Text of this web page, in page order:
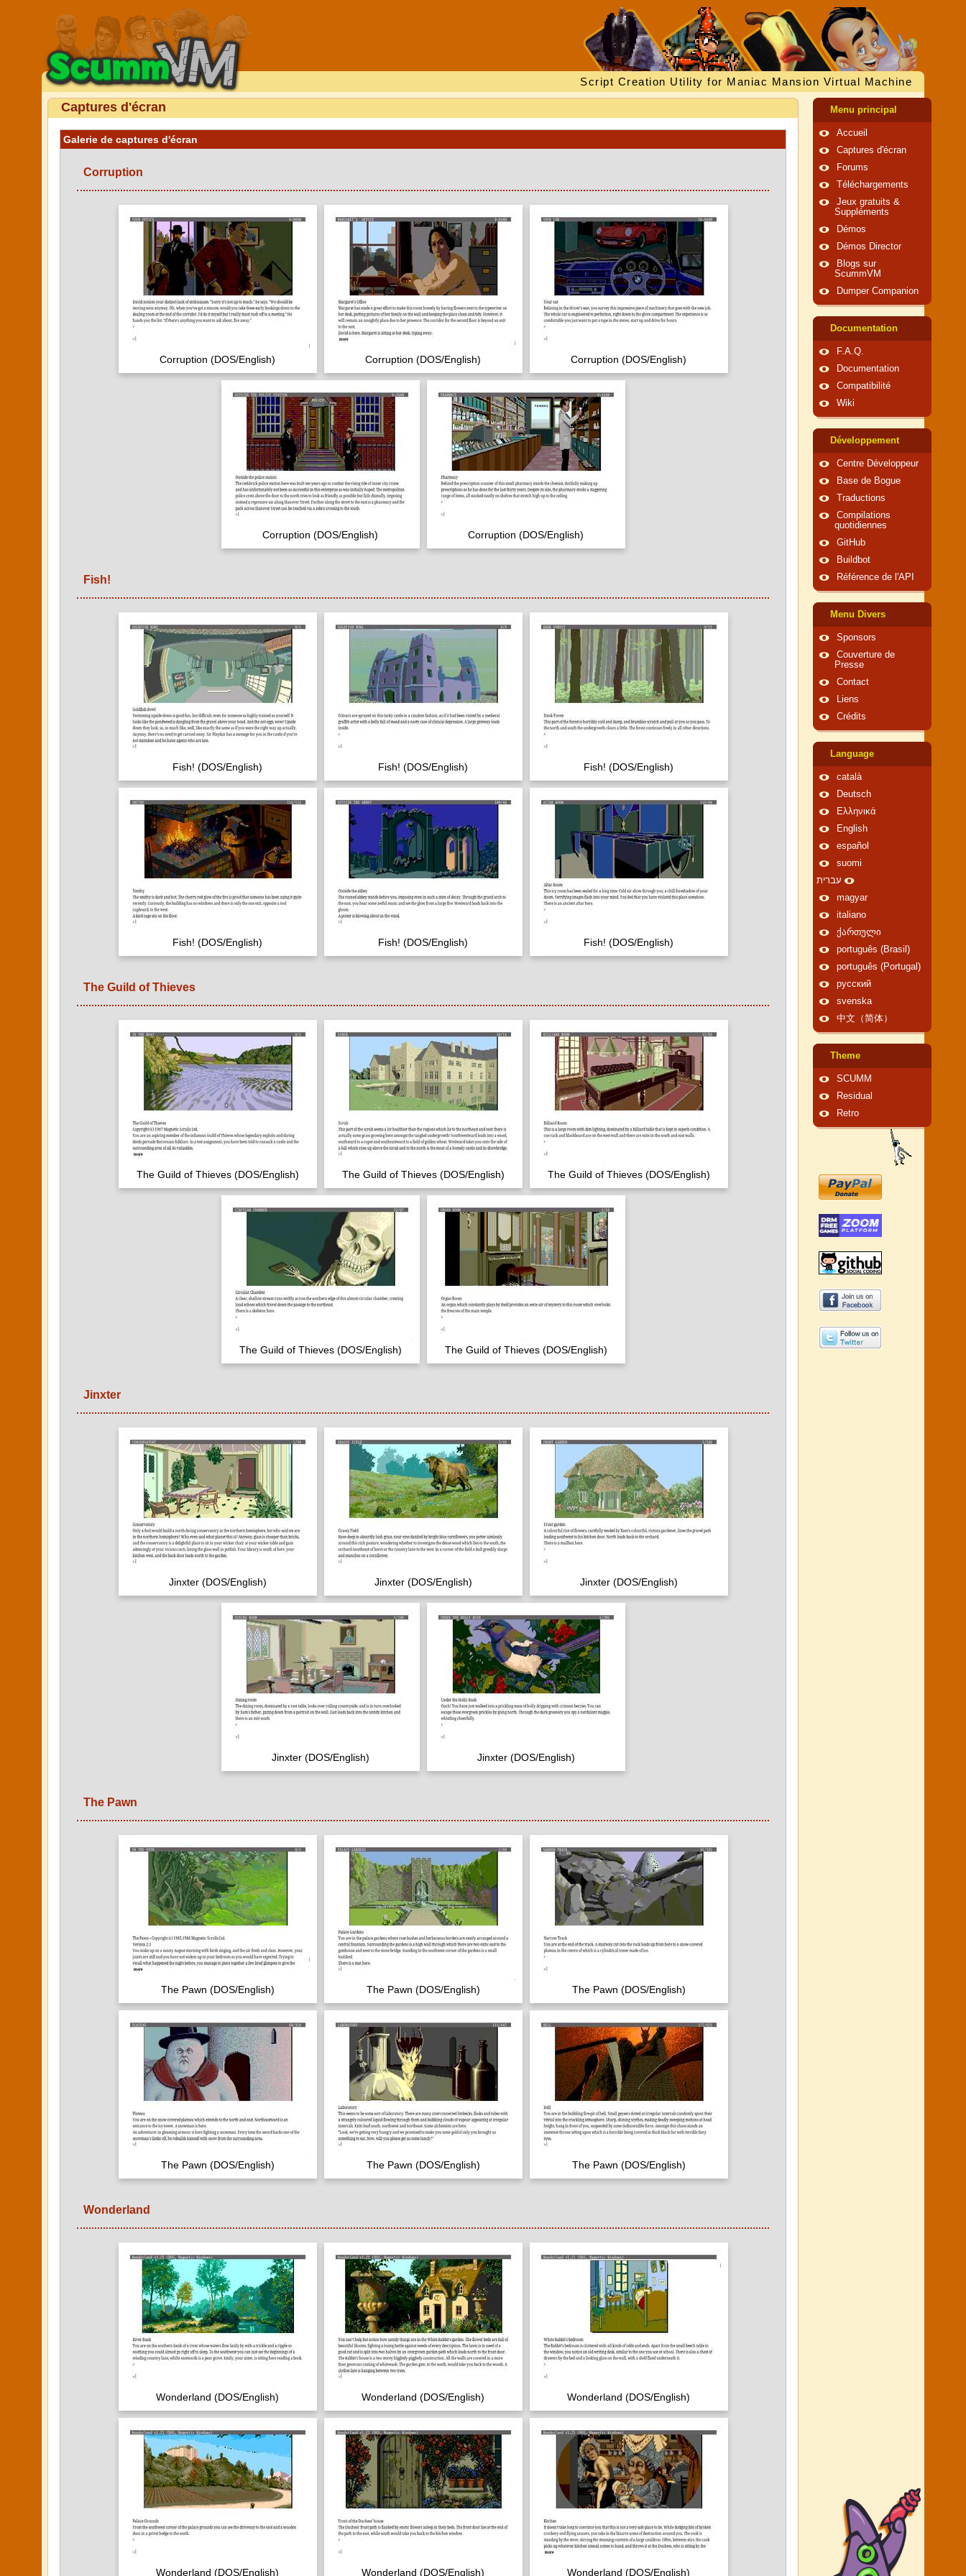
Script Creation Utility for Maniac Mansion Virtual Machine
Captures d'écran
Galerie de captures d'écran
Corruption
Corruption (DOS/English) Corruption (DOS/English) Corruption (DOS/English)
Corruption (DOS/English) Corruption (DOS/English)
Fish!
Fish! (DOS/English) Fish! (DOS/English) Fish! (DOS/English)
Fish! (DOS/English) Fish! (DOS/English) Fish! (DOS/English)
The Guild of Thieves
The Guild of Thieves (DOS/English) The Guild of Thieves (DOS/English) The Guild of Thieves (DOS/English)
The Guild of Thieves (DOS/English) The Guild of Thieves (DOS/English)
Jinxter
Jinxter (DOS/English) Jinxter (DOS/English) Jinxter (DOS/English)
Jinxter (DOS/English) Jinxter (DOS/English)
The Pawn
The Pawn (DOS/English) The Pawn (DOS/English) The Pawn (DOS/English)
The Pawn (DOS/English) The Pawn (DOS/English) The Pawn (DOS/English)
Wonderland
Wonderland (DOS/English) Wonderland (DOS/English) Wonderland (DOS/English)
Wonderland (DOS/English) Wonderland (DOS/English) Wonderland (DOS/English)
Menu principal
Accueil
Captures d'écran
Forums
Téléchargements
Jeux gratuits &
Suppléments
Démos
Démos Director
Blogs sur
ScummVM
Dumper Companion
Documentation
F.A.Q.
Documentation
Compatibilité
Wiki
Développement
Centre Développeur
Base de Bogue
Traductions
Compilations
quotidiennes
GitHub
Buildbot
Référence de l'API
Menu Divers
Sponsors
Couverture de
Presse
Contact
Liens
Crédits
Language
català
Deutsch
Ελληνικά
English
español
suomi
עברית
magyar
italiano
ქართული
português (Brasil)
português (Portugal)
русский
svenska
中文（简体）
Theme
SCUMM
Residual
Retro